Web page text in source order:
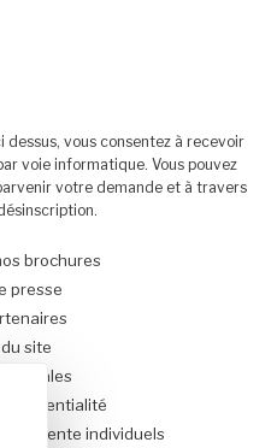
vous consentez à recevoir
voie informatique. Vous pouvez
votre demande et à travers
brochures
presse
site
légales
confidentialité
de vente individuels